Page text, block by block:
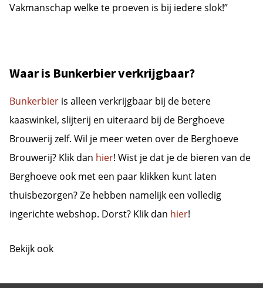
Vakmanschap welke te proeven is bij iedere slok!”
Waar is Bunkerbier verkrijgbaar?
Bunkerbier is alleen verkrijgbaar bij de betere
kaaswinkel, slijterij en uiteraard bij de Berghoeve
Brouwerij zelf. Wil je meer weten over de Berghoeve
Brouwerij? Klik dan hier! Wist je dat je de bieren van de
Berghoeve ook met een paar klikken kunt laten
thuisbezorgen? Ze hebben namelijk een volledig
ingerichte webshop. Dorst? Klik dan hier!
Bekijk ook